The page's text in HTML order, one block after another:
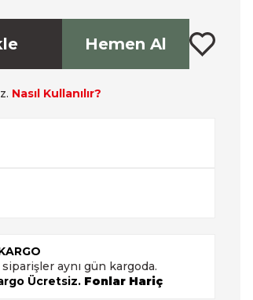
Hemen Al
Nasıl Kullanılır?
aynı gün kargoda.
Ücretsiz. Fonlar Hariç